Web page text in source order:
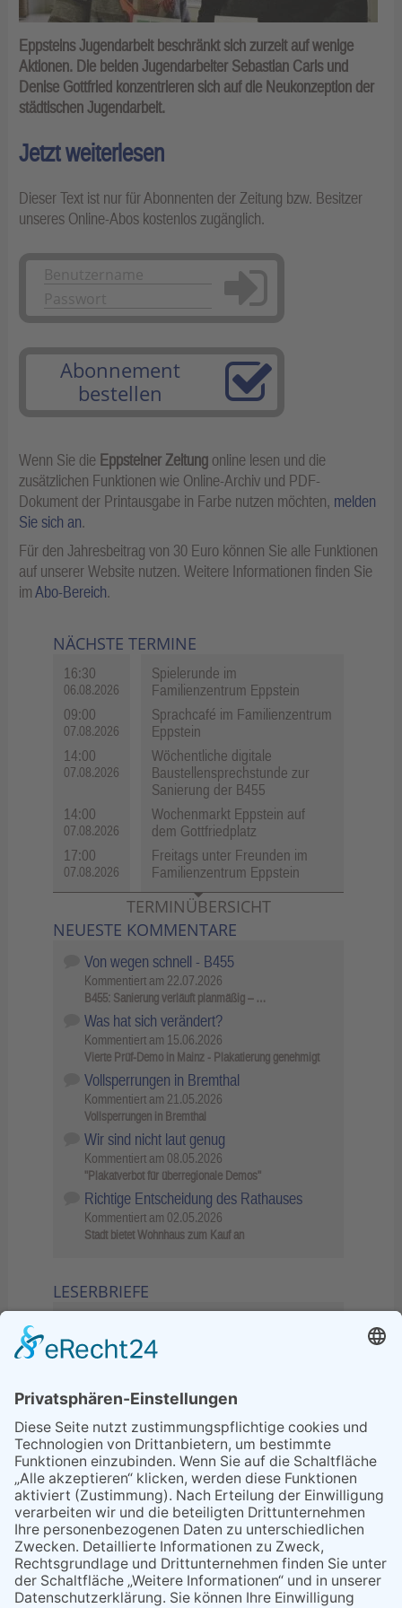
Eppsteins Jugendarbeit beschränkt sich zurzeit auf wenige
Aktionen. Die beiden Jugendarbeiter Sebastian Carls und
Denise Gottfried konzentrieren sich auf die Neukonzeption der
städtischen Jugendarbeit.
Jetzt weiterlesen
Dieser Text ist nur für Abonnenten der Zeitung bzw. Besitzer
unseres Online-Abos kostenlos zugänglich.
Anmelden
Abonnement
bestellen
Wenn Sie die Eppsteiner Zeitung online lesen und die
zusätzlichen Funktionen wie Online-Archiv und PDF-
Dokument der Printausgabe in Farbe nutzen möchten, melden
Sie sich an.
Für den Jahresbeitrag von 30 Euro können Sie alle Funktionen
auf unserer Website nutzen. Weitere Informationen finden Sie
imAbo-Bereich.
NÄCHSTE TERMINE
16:30
06.08.2026
Spielerunde im
Familienzentrum Eppstein
09:00
07.08.2026
Sprachcafé im Familienzentrum
Eppstein
14:00
07.08.2026
Wöchentliche digitale
Baustellensprechstunde zur
Sanierung der B455
14:00
07.08.2026
Wochenmarkt Eppstein auf
dem Gottfriedplatz
17:00
07.08.2026
Freitags unter Freunden im
Familienzentrum Eppstein
TERMINÜBERSICHT
NEUESTE KOMMENTARE
Von wegen schnell - B455
Kommentiert am 22.07.2026
B455: Sanierung verläuft planmäßig – …
Was hat sich verändert?
Kommentiert am 15.06.2026
Vierte Prüf-Demo in Mainz - Plakatierung genehmigt
Vollsperrungen in Bremthal
Kommentiert am 21.05.2026
Vollsperrungen in Bremthal
Wir sind nicht laut genug
Kommentiert am 08.05.2026
"Plakatverbot für überregionale Demos"
Richtige Entscheidung des Rathauses
Kommentiert am 02.05.2026
Stadt bietet Wohnhaus zum Kauf an
LESERBRIEFE
Sperrung B455: Kleiner
Grenzverkehr statt weite Wege
21.04.2026
Wenn Bahn-Computer nicht
miteinander kommunizieren
11.03.2026
"Plakatverbot für überregionale
Demos"
04.02.2026
Gelbe Tonne – Ein kleiner Blick
über den Tellerand
04.02.2026
Plastikersparnis durch Nutzung